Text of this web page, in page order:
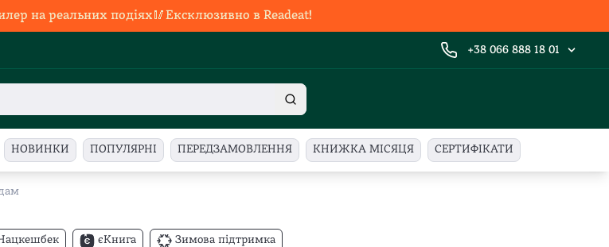
на реальних подіях🥢Ексклюзивно в Readeat!
+38 066 888 18 01
НОВИНКИ ПОПУЛЯРНІ ПЕРЕДЗАМОВЛЕННЯ КНИЖКА МІСЯЦЯ СЕРТИФІКАТИ
єКнига Зимова підтримка